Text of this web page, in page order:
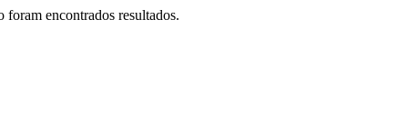
foram encontrados resultados.